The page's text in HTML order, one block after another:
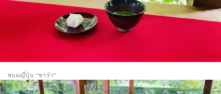
ขนมญี่ปุ่น “ซาร่า”